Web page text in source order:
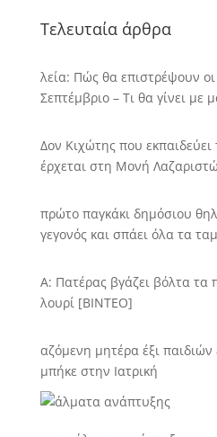
Τελευταία άρθρα
λεία: Πώς θα επιστρέψουν
Σεπτέμβριο – Τι θα γίνει με
Δον Κιχώτης που εκπαιδεύει
έρχεται στη Μονή
πρώτο παγκάκι δημόσιου
γεγονός και σπάει όλα τα
Α: Πατέρας βγάζει βόλτα τα
λουρί [BINTEO]
αζόμενη μητέρα έξι
μπήκε στην Ιατρική